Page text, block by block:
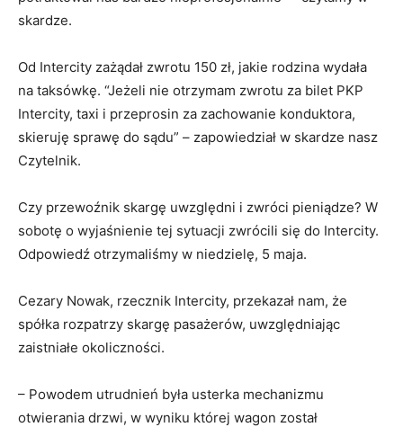
skardze.
Od Intercity zażądał zwrotu 150 zł, jakie rodzina wydała
na taksówkę. “Jeżeli nie otrzymam zwrotu za bilet PKP
Intercity, taxi i przeprosin za zachowanie konduktora,
skieruję sprawę do sądu” – zapowiedział w skardze nasz
Czytelnik.
Czy przewoźnik skargę uwzględni i zwróci pieniądze? W
sobotę o wyjaśnienie tej sytuacji zwrócili się do Intercity.
Odpowiedź otrzymaliśmy w niedzielę, 5 maja.
Cezary Nowak, rzecznik Intercity, przekazał nam, że
spółka rozpatrzy skargę pasażerów, uwzględniając
zaistniałe okoliczności.
– Powodem utrudnień była usterka mechanizmu
otwierania drzwi, w wyniku której wagon został